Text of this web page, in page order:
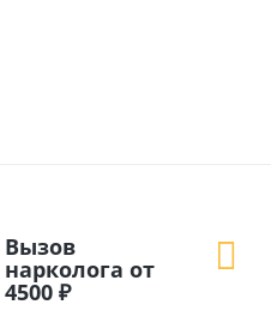
Вызов
нарколога от
4500 ₽